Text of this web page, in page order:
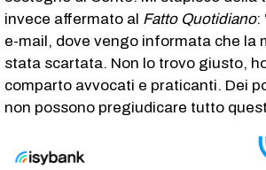
invece affermato al Fatto Quotidiano:
e-mail, dove vengo informata che la
stata scartata. Non lo trovo giusto,
comparto avvocati e praticanti. Dei
non possono pregiudicare tutto